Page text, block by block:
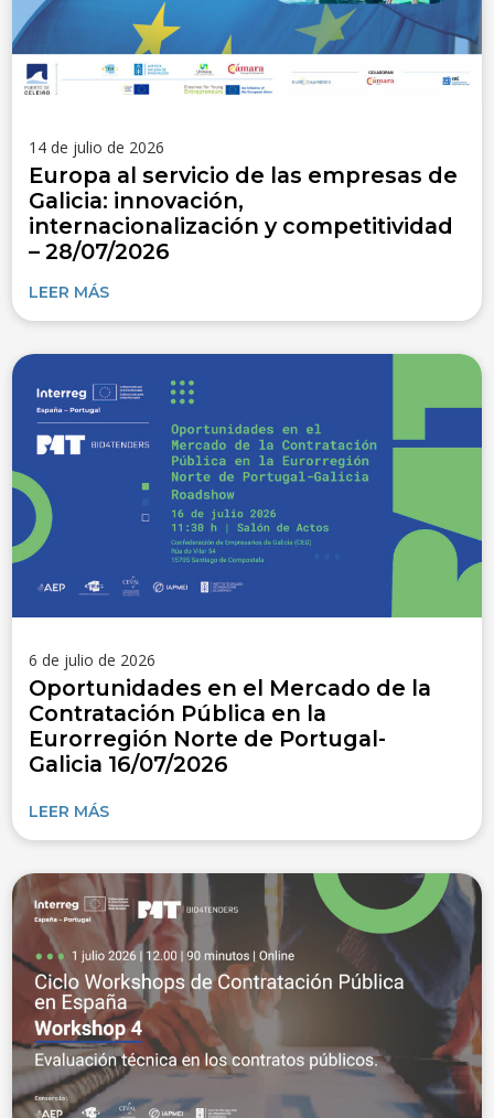
14 de julio de 2026
Europa al servicio de las empresas de
Galicia: innovación,
internacionalización y competitividad
– 28/07/2026
LEER MÁS
6 de julio de 2026
Oportunidades en el Mercado de la
Contratación Pública en la
Eurorregión Norte de Portugal-
Galicia 16/07/2026
LEER MÁS